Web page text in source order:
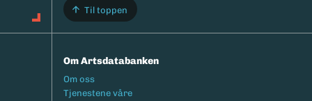
Til toppen
Om Artsdatabanken
Footermeny
Om oss
Tjenestene våre